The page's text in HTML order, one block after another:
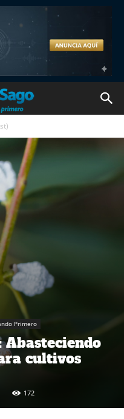
Primero
Abasteciendo
cultivos
172